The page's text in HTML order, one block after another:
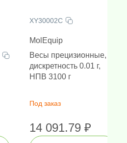
XY30002C
MolEquip
Весы прецизионные,
дискретность 0.01 г,
НПВ 3100 г
Под заказ
14 091.79 ₽